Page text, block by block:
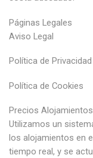
Páginas Legales
Aviso Legal
Política de Privacidad
Política de Cookies
Precios Alojamientos
Utilizamos un
los alojamientos en
tiempo real, y se